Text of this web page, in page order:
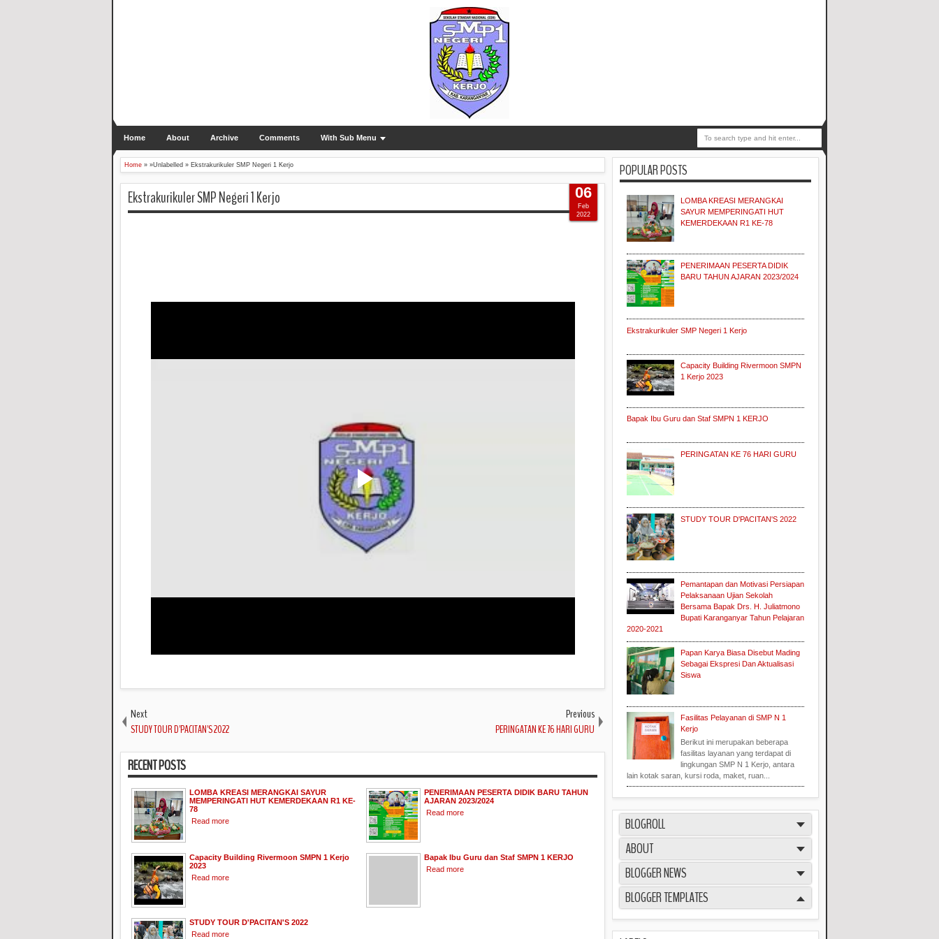
Home About Archive Comments With Sub Menu
Home » »Unlabelled » Ekstrakurikuler SMP Negeri 1 Kerjo
Ekstrakurikuler SMP Negeri 1 Kerjo 06
Feb
2022
Next
STUDY TOUR D'PACITAN'S 2022
Previous
PERINGATAN KE 76 HARI GURU
RECENT POSTS
LOMBA KREASI MERANGKAI SAYUR
MEMPERINGATI HUT KEMERDEKAAN R1 KE-
78
Read more
PENERIMAAN PESERTA DIDIK BARU TAHUN
AJARAN 2023/2024
Read more
Capacity Building Rivermoon SMPN 1 Kerjo
2023
Read more
Bapak Ibu Guru dan Staf SMPN 1 KERJO
Read more
STUDY TOUR D'PACITAN'S 2022
Read more
POPULAR POSTS
LOMBA KREASI MERANGKAI
SAYUR MEMPERINGATI HUT
KEMERDEKAAN R1 KE-78
PENERIMAAN PESERTA DIDIK
BARU TAHUN AJARAN 2023/2024
Ekstrakurikuler SMP Negeri 1 Kerjo
Capacity Building Rivermoon SMPN
1 Kerjo 2023
Bapak Ibu Guru dan Staf SMPN 1 KERJO
PERINGATAN KE 76 HARI GURU
STUDY TOUR D'PACITAN'S 2022
Pemantapan dan Motivasi Persiapan
Pelaksanaan Ujian Sekolah
Bersama Bapak Drs. H. Juliatmono
Bupati Karanganyar Tahun Pelajaran
2020-2021
Papan Karya Biasa Disebut Mading
Sebagai Ekspresi Dan Aktualisasi
Siswa
Fasilitas Pelayanan di SMP N 1
Kerjo
Berikut ini merupakan beberapa
fasilitas layanan yang terdapat di
lingkungan SMP N 1 Kerjo, antara
lain kotak saran, kursi roda, maket, ruan...
BLOGROLL
ABOUT
BLOGGER NEWS
BLOGGER TEMPLATES